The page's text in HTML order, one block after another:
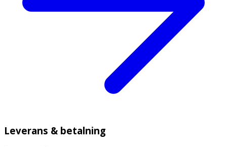
Leverans & betalning